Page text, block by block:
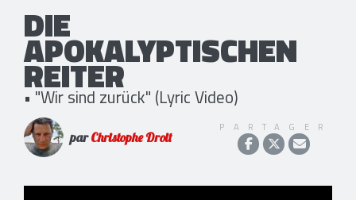
DIE
APOKALYPTISCHEN
REITER
• "Wir sind zurück" (Lyric Video)
parChristophe Droit
PARTAGER